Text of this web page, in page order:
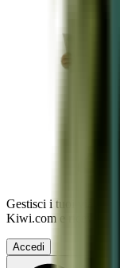
Gestisci i tuoi viaggi,
Kiwi.com e ricevi
Accedi